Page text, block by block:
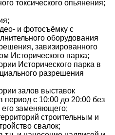
токсического опьянения;
и фотосъёмку с
оборудования
завизированного
Исторического парка;
Исторического парка в
разрешения
залов выставок
период с 10:00 до 20:00 без
его заменяющего;
строительным и
свалок;